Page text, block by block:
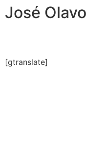
José
[gtranslate]